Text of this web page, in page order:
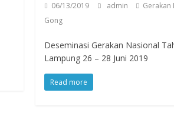
06/13/2019 admin Gerakan
Gong
Deseminasi Gerakan Nasional
Lampung 26 – 28 Juni 2019
Read more